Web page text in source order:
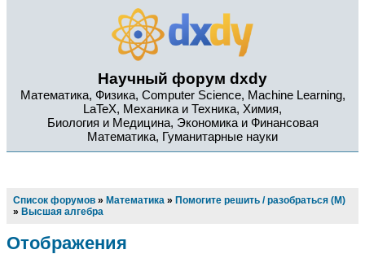
Научный форум dxdy
Математика, Физика, Computer Science, Machine Learning,
LaTeX, Механика и Техника, Химия,
Биология и Медицина, Экономика и Финансовая
Математика, Гуманитарные науки
Список форумов » Математика » Помогите решить / разобраться (М)
» Высшая алгебра
Отображения